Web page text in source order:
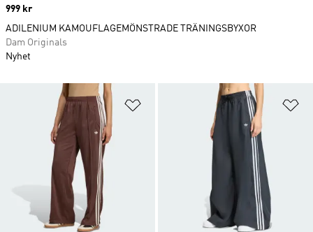
Lägg till på önskelistan
Price
999 kr
ADILENIUM KAMOUFLAGEMÖNSTRADE TRÄNINGSBYXOR
Dam Originals
Nyhet